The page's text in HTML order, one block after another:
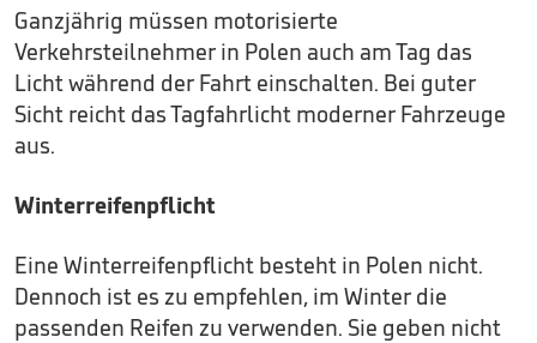
Ganzjährig müssen motorisierte
Verkehrsteilnehmer in Polen auch am Tag das
Licht während der Fahrt einschalten. Bei guter
Sicht reicht das Tagfahrlicht moderner Fahrzeuge
aus.
Winterreifenpflicht
Eine Winterreifenpflicht besteht in Polen nicht.
Dennoch ist es zu empfehlen, im Winter die
passenden Reifen zu verwenden. Sie geben nicht